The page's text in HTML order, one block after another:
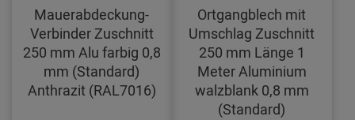
Mauerabdeckung-
Verbinder Zuschnitt
250 mm Alu farbig 0,8
mm (Standard)
Anthrazit (RAL7016)
Ortgangblech mit
Umschlag Zuschnitt
250 mm Länge 1
Meter Aluminium
walzblank 0,8 mm
(Standard)